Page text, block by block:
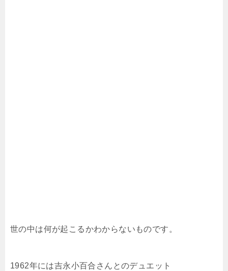
世の中は何が起こるかわからないものです。
1962年には吉永小百合さんとのデュエット